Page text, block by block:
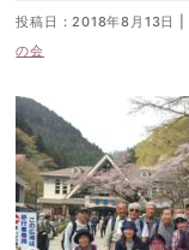
投稿日 : 2018年8月13日
の会